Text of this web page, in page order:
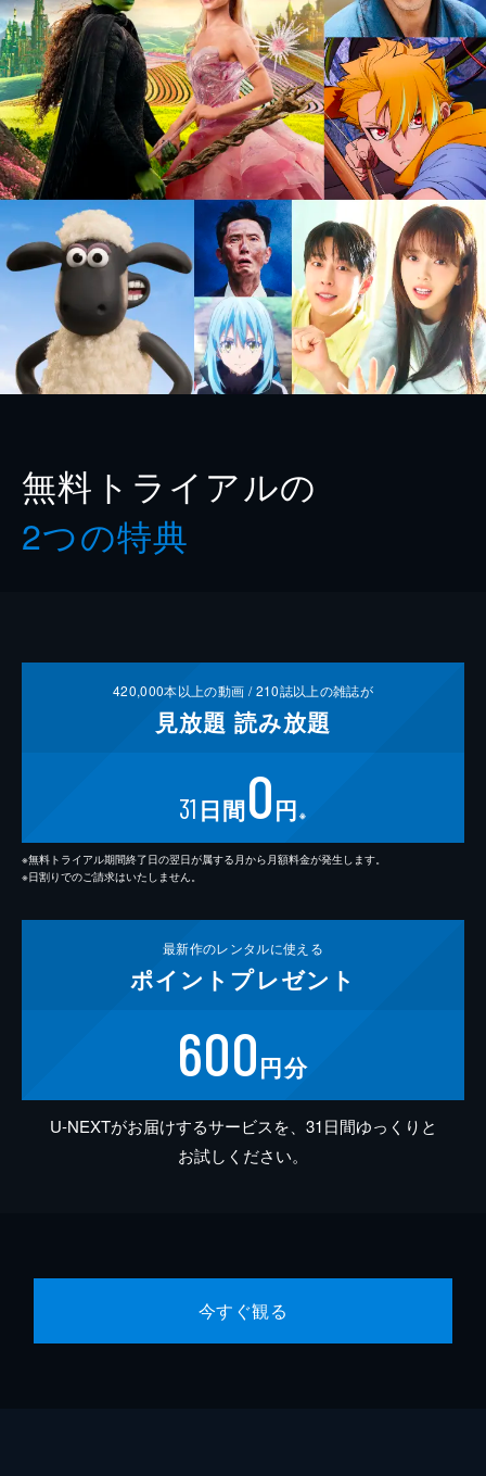
無料トライアルの
2つの特典
420,000本以上の動画 /210誌以上の雑誌が
見放題 読み放題
31 日間0円 ※
※無料トライアル期間終了日の翌日が属する月から月額料金が発生します。
※日割りでのご請求はいたしません。
最新作のレンタルに使える
ポイント プレゼント
600円分
U-NEXTがお届けするサービスを、31日間ゆっくりと
お試しください。
今すぐ観る